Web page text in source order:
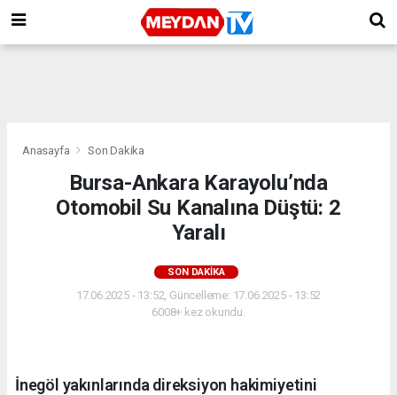
Anasayfa Son Dakika
Bursa-Ankara Karayolu’nda
Otomobil Su Kanalına Düştü: 2
Yaralı
SON DAKIKA
17.06.2025 - 13:52, Güncelleme: 17.06.2025 - 13:52
6008+ kez okundu.
İnegöl yakınlarında direksiyon hakimiyetini